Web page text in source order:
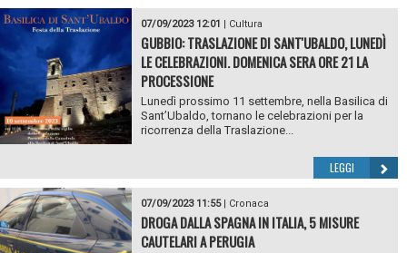
07/09/2023 12:01 | Cultura
GUBBIO: TRASLAZIONE DI SANT'UBALDO, LUNEDÌ
LE CELEBRAZIONI. DOMENICA SERA ORE 21 LA
PROCESSIONE
Lunedì prossimo 11 settembre, nella Basilica di
Sant’Ubaldo, tornano le celebrazioni per la
ricorrenza della Traslazione...
LEGGI
07/09/2023 11:55| Cronaca
DROGA DALLA SPAGNA IN ITALIA, 5 MISURE
CAUTELARI A PERUGIA